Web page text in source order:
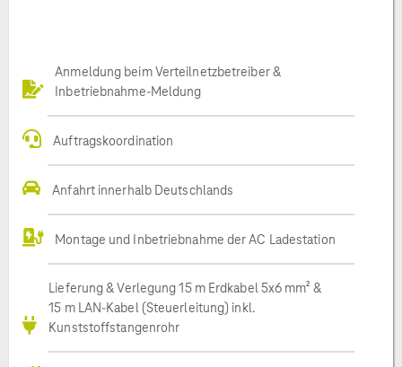
Anmeldung beim Verteilnetzbetreiber &
Inbetriebnahme-Meldung
Auftragskoordination
Anfahrt innerhalb Deutschlands
Montage und Inbetriebnahme der AC Ladestation
Lieferung & Verlegung 15 m Erdkabel 5x6 mm² &
15 m LAN-Kabel (Steuerleitung) inkl.
Kunststoffstangenrohr